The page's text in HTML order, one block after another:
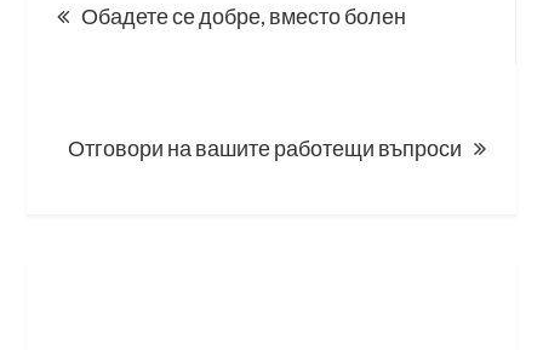
navigation
Обадете се добре, вместо болен
Отговори на вашите работещи въпроси